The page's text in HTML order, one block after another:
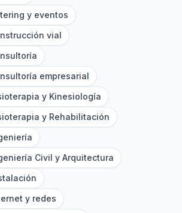
y eventos
vial
empresarial
y Kinesiología
y Rehabilitación
Civil y Arquitectura
y redes